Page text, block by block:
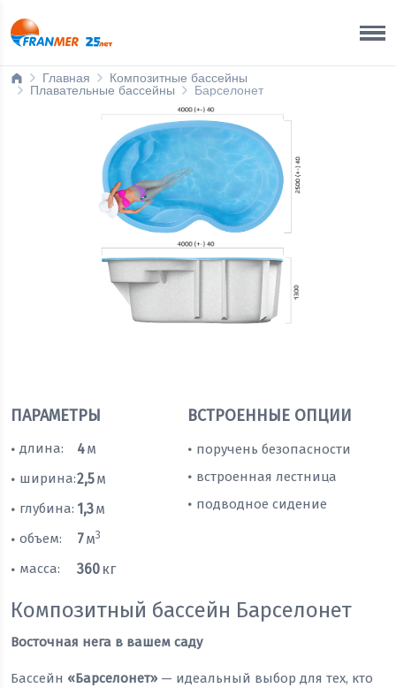
Главная
Композитные бассейны
Плавательные бассейны
Барселонет
ПАРАМЕТРЫ
• длина: 4м
• ширина:2,5м
• глубина: 1,3м
• объем: 7м3
• масса: 360 кг
ВСТРОЕННЫЕ ОПЦИИ
• поручень безопасности
• встроенная лестница
• подводное сидение
Композитный бассейн Барселонет
Восточная нега в вашем саду
Бассейн «Барселонет» — идеальный выбор для тех, кто